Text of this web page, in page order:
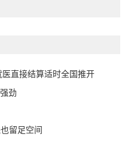
直接结算适时全国推开
劲
留足空间